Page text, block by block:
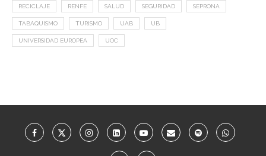
RECICLAJE RENFE SALUD SEGURIDAD SEPRONA
TABAQUISMO TURISMO UAB UB
UNIVERSIDAD EUROPEA UOC